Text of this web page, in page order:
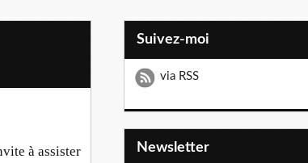
à assister
Suivez-moi
via RSS
Newsletter